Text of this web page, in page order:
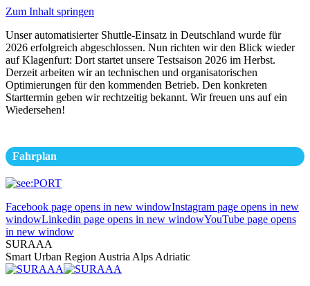
Zum Inhalt springen
Unser automatisierter Shuttle-Einsatz in Deutschland wurde für
2026 erfolgreich abgeschlossen. Nun richten wir den Blick wieder
auf Klagenfurt: Dort startet unsere Testsaison 2026 im Herbst.
Derzeit arbeiten wir an technischen und organisatorischen
Optimierungen für den kommenden Betrieb. Den konkreten
Starttermin geben wir rechtzeitig bekannt. Wir freuen uns auf ein
Wiedersehen!
Fahrplan
Facebook page opens in new windowInstagram page opens in new
windowLinkedin page opens in new windowYouTube page opens
in new window
SURAAA
Smart Urban Region Austria Alps Adriatic